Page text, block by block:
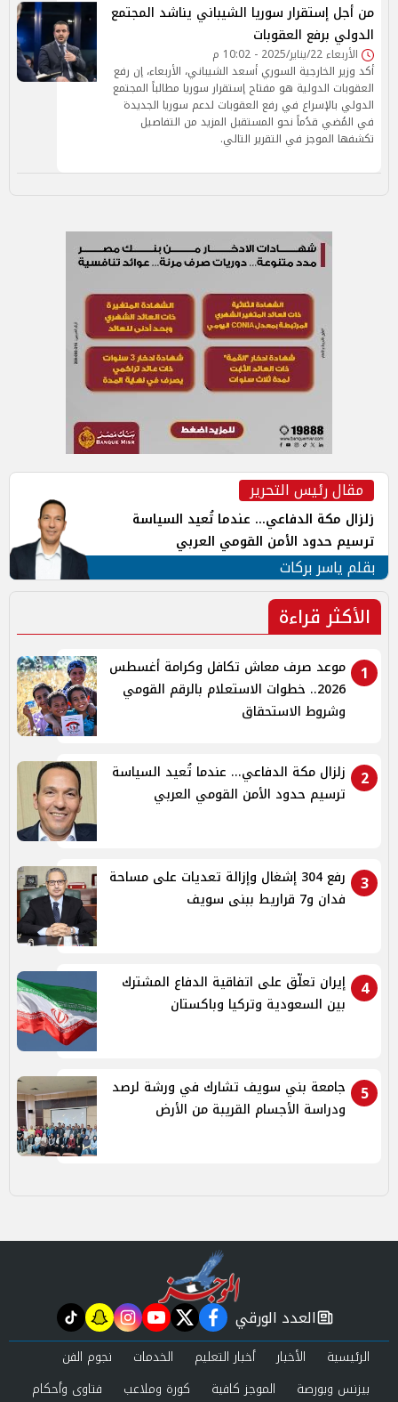
من أجل إستقرار سوريا الشيباني يناشد المجتمع
الدولي برفع العقوبات
الأربعاء 22/يناير/2025 - 10:02 م
أكد وزير الخارجية السوري أسعد الشيباني، الأربعاء، إن رفع
العقوبات الدولية هو مفتاح إستقرار سوريا مطالباً المجتمع
الدولي بالإسراع في رفع العقوبات لدعم سوريا الجديدة
في المُضي قدُماً نحو المستقبل المزيد من التفاصيل
تكشفها الموجز في التقرير التالي.
مقال رئيس التحرير
زلزال مكة الدفاعي... عندما تُعيد السياسة
ترسيم حدود الأمن القومي العربي
بقلم ياسر بركات
الأكثر قراءة
1
موعد صرف معاش تكافل وكرامة أغسطس
2026.. خطوات الاستعلام بالرقم القومي
وشروط الاستحقاق
2
زلزال مكة الدفاعي... عندما تُعيد السياسة
ترسيم حدود الأمن القومي العربي
3
رفع 304 إشغال وإزالة تعديات على مساحة
فدان و7 قراريط ببنى سويف
4
إيران تعلّق على اتفاقية الدفاع المشترك
بين السعودية وتركيا وباكستان
5
جامعة بني سويف تشارك في ورشة لرصد
ودراسة الأجسام القريبة من الأرض
newspaper
العدد الورقي facebook
twitter
youtube
instagram
snapchat
tiktok
الرئيسية الأخبار أخبار التعليم الخدمات
نجوم الفن
بيزنس وبورصة
الموجز كافية كورة وملاعب فتاوى وأحكام